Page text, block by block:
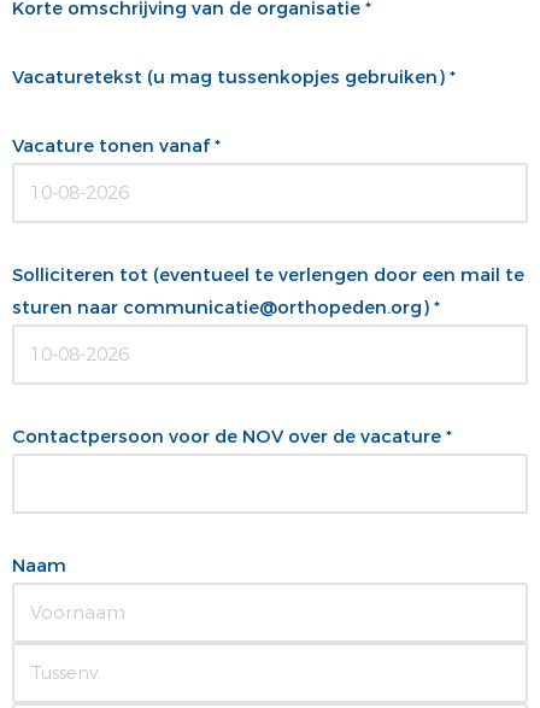
Korte omschrijving van de organisatie *
Vacaturetekst (u mag tussenkopjes gebruiken) *
Vacature tonen vanaf *
Solliciteren tot (eventueel te verlengen door een mail te
sturen naar communicatie@orthopeden.org) *
Contactpersoon voor de NOV over de vacature *
Naam